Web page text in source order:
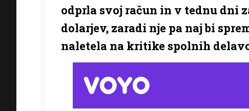
odprla svoj račun in v tednu dni
dolarjev, zaradi nje pa naj bi
naletela na kritike spolnih